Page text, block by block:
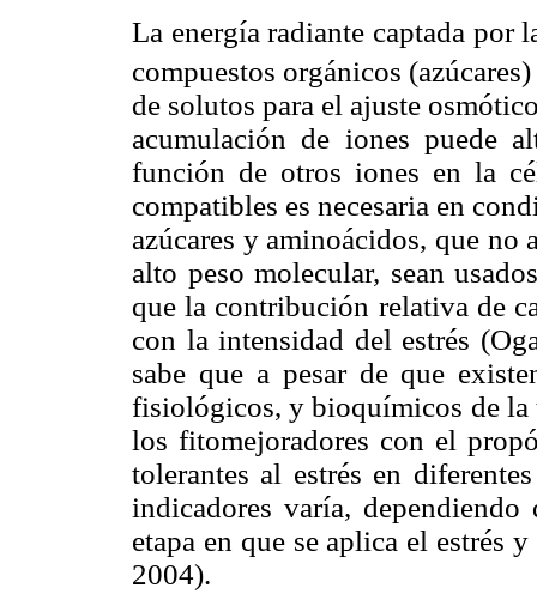
La energía radiante captada por
compuestos orgánicos
de solutos para el ajuste
acumulación de iones puede
función de otros iones en la
compatibles es necesaria en
azúcares y aminoácidos, que no
alto peso molecular, sean
que la contribución relativa de
con la intensidad del estrés
sabe que a pesar de que
fisiológicos, y bioquímicos de
los fitomejoradores con el
tolerantes al estrés en
indicadores varía,
etapa en que se aplica el estrés
2004).